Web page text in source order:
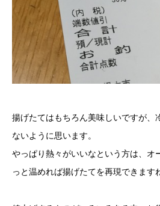
揚げたてはもちろん美味しいですが、
ないように思います。
やっぱり熱々がいいなという方は、オ
っと温めれば揚げたてを再現できます